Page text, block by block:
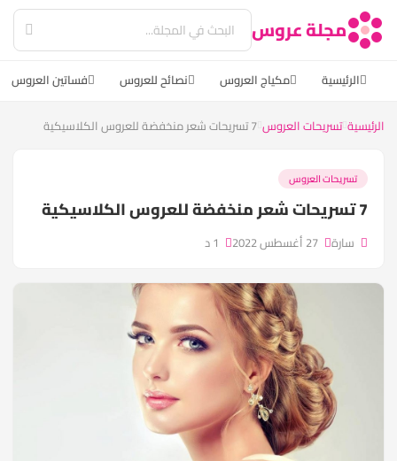
مجلة عروس
الرئيسية مكياج العروس نصائح للعروس فساتين العروس
الرئيسية تسريحات العروس 7 تسريحات شعر منخفضة للعروس الكلاسيكية
تسريحات العروس
7 تسريحات شعر منخفضة للعروس الكلاسيكية
سارة